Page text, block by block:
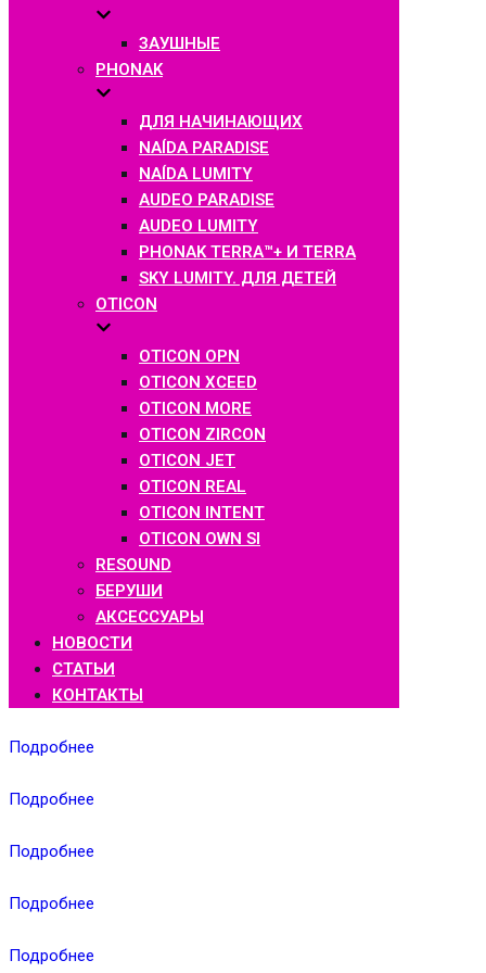
ЗАУШНЫЕ
PHONAK
ДЛЯ НАЧИНАЮЩИХ
NAÍDA PARADISE
NAÍDA LUMITY
AUDEO PARADISE
AUDEO LUMITY
PHONAK TERRA™+ И TERRA
SKY LUMITY. ДЛЯ ДЕТЕЙ
OTICON
OTICON OPN
OTICON XCEED
OTICON MORE
OTICON ZIRCON
OTICON JET
OTICON REAL
OTICON INTENT
OTICON OWN SI
RESOUND
БЕРУШИ
АКСЕССУАРЫ
НОВОСТИ
СТАТЬИ
КОНТАКТЫ
Подробнее
Подробнее
Подробнее
Подробнее
Подробнее